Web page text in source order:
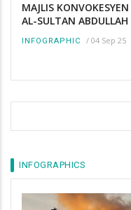
MAJLIS
AL-SULTAN
INFOGRAPHIC / 04 Sep 25
INFOGRAPHICS